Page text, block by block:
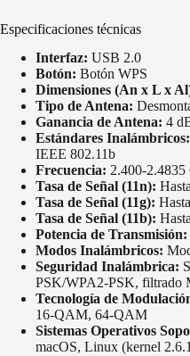
Especificaciones técnicas
Interfaz: USB 2.0
Botón: Botón WPS
Dimensiones (An x L x
Tipo de Antena:
Ganancia de Antena: 4
Estándares Inalámbricos:
IEEE 802.11b
Frecuencia: 2.400-2.4835
Tasa de Señal (11n):
Tasa de Señal (11g):
Tasa de Señal (11b):
Potencia de Transmisión:
Modos Inalámbricos:
Seguridad Inalámbrica:
PSK/WPA2-PSK, filtrado
Tecnología de
16-QAM, 64-QAM
Sistemas Operativos
macOS, Linux (kernel